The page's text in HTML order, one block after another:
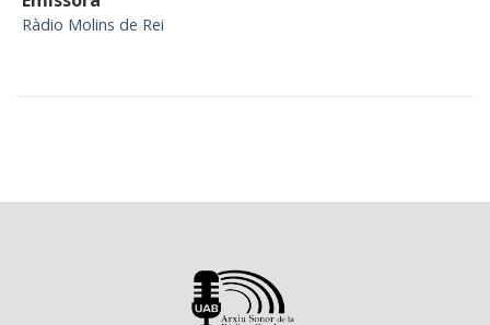
Ràdio Molins de Rei